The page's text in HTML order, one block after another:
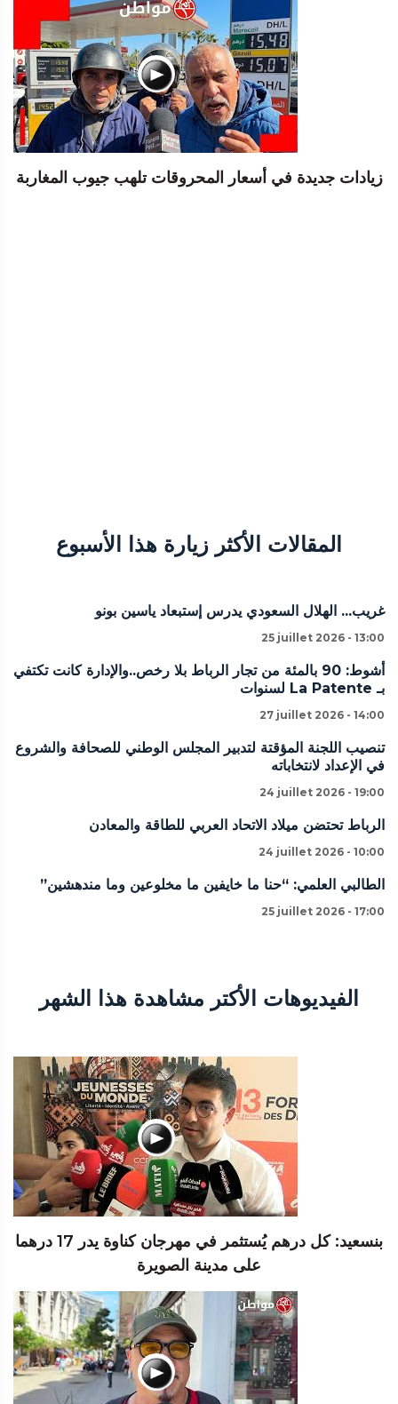
زيادات جديدة في أسعار المحروقات تلهب جيوب المغاربة
المقالات الأكثر زيارة هذا الأسبوع
غريب... الهلال السعودي يدرس إستبعاد ياسين بونو
25 juillet 2026 - 13:00
أشوط: 90 بالمئة من تجار الرباط بلا رخص..والإدارة كانت تكتفي
بـ La Patente لسنوات
27 juillet 2026 - 14:00
تنصيب اللجنة المؤقتة لتدبير المجلس الوطني للصحافة والشروع
في الإعداد لانتخاباته
24 juillet 2026 - 19:00
الرباط تحتضن ميلاد الاتحاد العربي للطاقة والمعادن
24 juillet 2026 - 10:00
الطالبي العلمي: “حنا ما خايفين ما مخلوعين وما مندهشين”
25 juillet 2026 - 17:00
الفيديوهات الأكتر مشاهدة هذا الشهر
بنسعيد: كل درهم يُستثمر في مهرجان كناوة يدر 17 درهما
على مدينة الصويرة